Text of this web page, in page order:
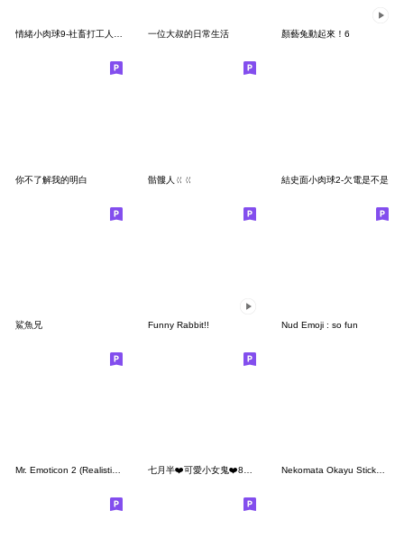
情緒小肉球9-社畜打工人之好想躺平 一位大叔的日常生活 顏藝兔動起來！6
你不了解我的明白 骷髏人ㄍㄍ 結史面小肉球2-欠電是不是
鯊魚兄 Funny Rabbit!! Nud Emoji : so fun
Mr. Emoticon 2 (Realistic Ver.) 七月半❤️可愛小女鬼❤️89仔篇 Nekomata Okayu Sticker Vol.2